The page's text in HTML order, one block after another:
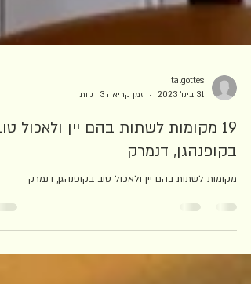
talgottes
31 בינו׳ 2023
זמן קריאה 3 דקות
19 מקומות לשתות בהם יין ולאכול
בקופנהגן, דנמרק
מקומות לשתות בהם יין ולאכול טוב בקופנהגן, דנמרק